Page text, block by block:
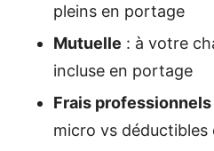
pleins en portage
Mutuelle : à votre
incluse en portage
Frais professionnels
micro vs